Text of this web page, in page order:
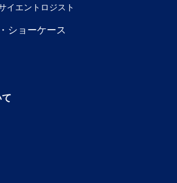
イエントロジスト
ショーケース